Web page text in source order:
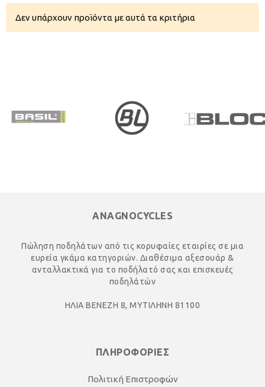
Δεν υπάρχουν προϊόντα με αυτά τα κριτήρια
ANAGNOCYCLES
Πώληση ποδηλάτων από τις κορυφαίες εταιρίες σε μια
ευρεία γκάμα κατηγοριών. Διαθέσιμα αξεσουάρ &
ανταλλακτικά για το ποδήλατό σας και επισκευές
ποδηλάτών
ΗΛΙΑ ΒΕΝΕΖΗ 8, ΜΥΤΙΛΗΝΗ 81100
ΠΛΗΡΟΦΟΡΙΕΣ
Πολιτική Επιστροφών